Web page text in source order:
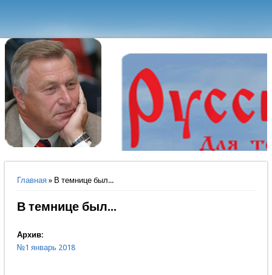
Вы здесь
Главная» В темнице был...
В темнице был...
Архив:
№1 январь 2018